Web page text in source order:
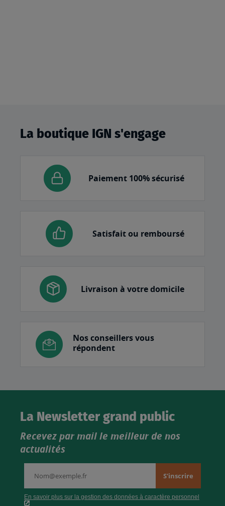
La boutique IGN s'engage
Paiement 100% sécurisé
Satisfait ou remboursé
Livraison à votre domicile
Nos conseillers vous
répondent
La Newsletter grand public
Recevez par mail le meilleur de nos
actualités